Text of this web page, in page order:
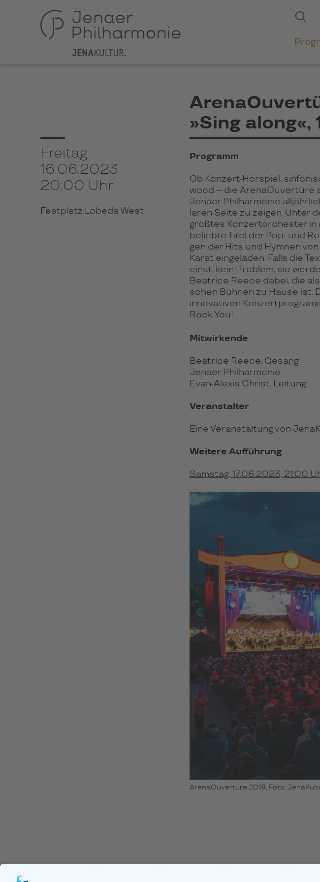
Freitag
16.06.2023
20:00 Uhr
Festplatz Lobeda West
»Sing along«,
Programm
Ob Kon­zert-Hör­spiel,
wood – die Arena­Ouvertüre
Jenaer Phil­har­mo­nie
lä­ren Seite zu zeigen. Unter
größ­tes Kon­zer­tor­ches­ter in
beliebte Titel der Pop- und
gen der Hits und Hym­nen
Karat ein­ge­la­den. Falls die
einst, kein Pro­blem, sie
Beatrice Reece dabei, die
schen Büh­nen zu Hause ist.
inno­va­ti­ven
Rock You!
Mitwirkende
Beatrice Reece, Gesang
Jenaer Philharmonie
Evan-Alexis Christ, Leitung
Veranstalter
Eine Veranstaltung von
Weitere Aufführung
Samstag, 17.06.2023, 21:00
ArenaOuvertüre 2019, Foto: